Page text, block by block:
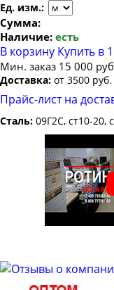
Труба бесшовная
Труба бесшовная
Труба бесшовная
Труба
Труба
Труба
Труба
Труба
Труба
Труба
Ед. изм.:
Сумма:
Наличие: есть
В корзину Купить в
Мин. заказ 15 000
Доставка: от 3500
Прайс-лист на
Сталь: 09Г2С, ст10-20,